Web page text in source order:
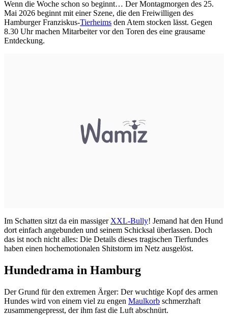
Wenn die Woche schon so beginnt… Der Montagmorgen des 25.
Mai 2026 beginnt mit einer Szene, die den Freiwilligen des
Hamburger Franziskus-Tierheims den Atem stocken lässt. Gegen
8.30 Uhr machen Mitarbeiter vor den Toren des eine grausame
Entdeckung.
Im Schatten sitzt da ein massiger XXL-Bully! Jemand hat den Hund
dort einfach angebunden und seinem Schicksal überlassen. Doch
das ist noch nicht alles: Die Details dieses tragischen Tierfundes
haben einen hochemotionalen Shitstorm im Netz ausgelöst.
Hundedrama in Hamburg
Der Grund für den extremen Ärger: Der wuchtige Kopf des armen
Hundes wird von einem viel zu engen Maulkorb schmerzhaft
zusammengepresst, der ihm fast die Luft abschnürt.